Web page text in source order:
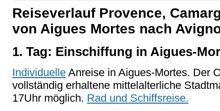
Reiseverlauf Provence,
von Aigues Mortes nach
1. Tag: Einschiffung in Aigues-
Individuelle Anreise in Aigues-Mortes. Der
vollständig erhaltene mittelalterliche
17Uhr möglich. Rad und Schiffsreise.